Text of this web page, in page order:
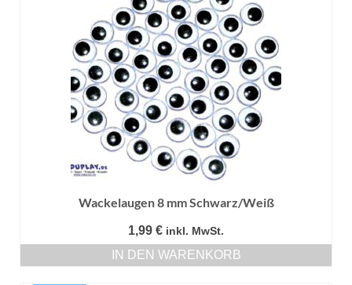
Wackelaugen 8 mm Schwarz/Weiß
1,99 € inkl. MwSt.
IN DEN WARENKORB